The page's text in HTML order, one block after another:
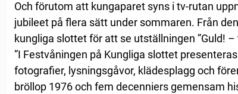
Och förutom att kungaparet syns i tv-rutan
jubileet på flera sätt under sommaren. Från
kungliga slottet för att se utställningen ”Guld!
”I Festvåningen på Kungliga slottet
fotografier, lysningsgåvor, klädesplagg och
bröllop 1976 och fem decenniers gemensam